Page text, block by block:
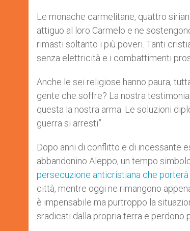
Le monache carmelitane, quattro
attiguo al loro Carmelo e ne
rimasti soltanto i più poveri. Tanti
senza elettricità e i combattimenti
Anche le sei religiose hanno paura,
gente che soffre? La nostra
questa la nostra arma. Le soluzioni
guerra si arresti”.
Dopo anni di conflitto e di incessante
abbandonino Aleppo, un tempo
persecuzione anticristiana che porterà
città, mentre oggi ne rimangono
è impensabile ma purtroppo la
sradicati dalla propria terra e perdono